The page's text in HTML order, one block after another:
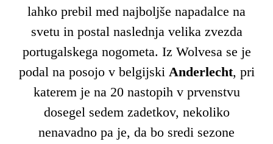
lahko prebil med najboljše napadalce na
svetu in postal naslednja velika zvezda
portugalskega nogometa. Iz Wolvesa se je
podal na posojo v belgijski Anderlecht, pri
katerem je na 20 nastopih v prvenstvu
dosegel sedem zadetkov, nekoliko
nenavadno pa je, da bo sredi sezone